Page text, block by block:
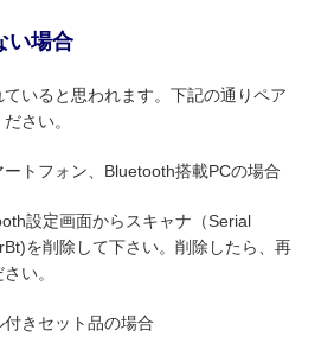
い場合
いると思われます。下記の通りペア
さい。
ートフォン、Bluetooth搭載PCの場合
設定画面からスキャナ（Serial
を削除して下さい。削除したら、再
い。
きセット品の場合